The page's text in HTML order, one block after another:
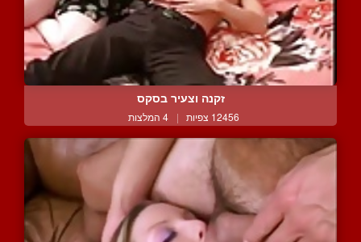
זקנה וצעיר בסקס
12456 צפיות | 4 המלצות